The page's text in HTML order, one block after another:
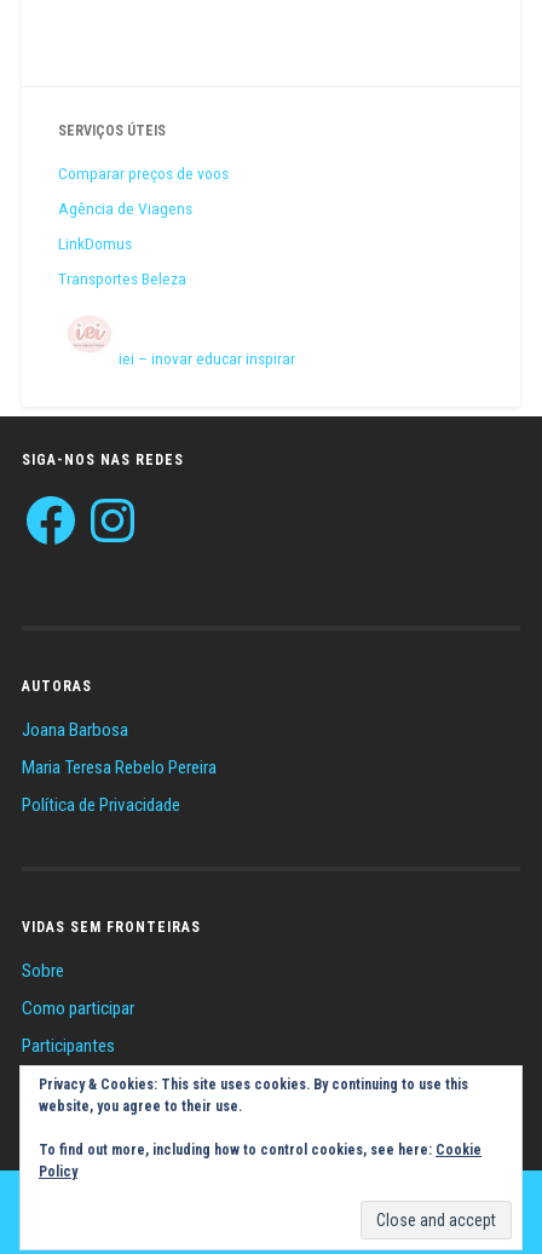
SERVIÇOS ÚTEIS
Comparar preços de voos
Agência de Viagens
LinkDomus
Transportes Beleza
iei – inovar educar inspirar
SIGA-NOS NAS REDES
Facebook Instagram
AUTORAS
Joana Barbosa
Maria Teresa Rebelo Pereira
Política de Privacidade
VIDAS SEM FRONTEIRAS
Sobre
Como participar
Participantes
Sugestões
Política de Cookies (UE)
Privacy & Cookies: This site uses cookies. By continuing to use this
website, you agree to their use.
To find out more, including how to control cookies, see here: Cookie
Policy